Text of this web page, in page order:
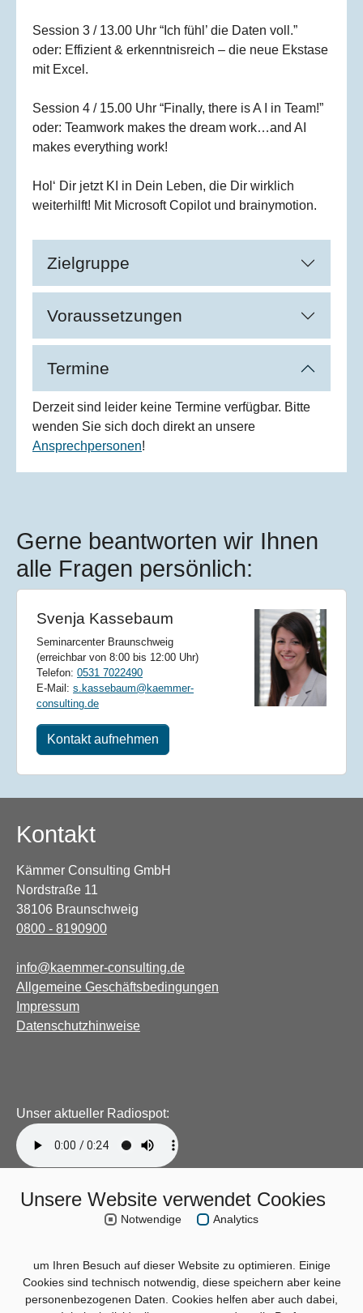
Session 3 / 13.00 Uhr “Ich fühl’ die Daten voll.”
oder: Effizient & erkenntnisreich – die neue Ekstase
mit Excel.
Session 4 / 15.00 Uhr “Finally, there is A I in Team!”
oder: Teamwork makes the dream work…and AI
makes everything work!
Hol‘ Dir jetzt KI in Dein Leben, die Dir wirklich
weiterhilft! Mit Microsoft Copilot und brainymotion.
Zielgruppe
Voraussetzungen
Termine
Derzeit sind leider keine Termine verfügbar. Bitte
wenden Sie sich doch direkt an unsere
Ansprechpersonen!
Gerne beantworten wir Ihnen
alle Fragen persönlich:
Svenja Kassebaum
Seminarcenter Braunschweig
(erreichbar von 8:00 bis 12:00 Uhr)
Telefon: 0531 7022490
E-Mail: s.kassebaum@kaemmer-
consulting.de
Kontakt aufnehmen
Kontakt
Kämmer Consulting GmbH
Nordstraße 11
38106 Braunschweig
0800 - 8190900
info@kaemmer-consulting.de
Allgemeine Geschäftsbedingungen
Impressum
Datenschutzhinweise
Unser aktueller Radiospot:
Unsere Website verwendet Cookies
Notwendige Analytics
um Ihren Besuch auf dieser Website zu optimieren. Einige
Cookies sind technisch notwendig, diese speichern aber keine
personenbezogenen Daten. Cookies helfen aber auch dabei,